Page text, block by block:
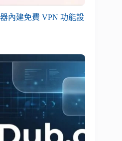
內建免費 VPN 功能設